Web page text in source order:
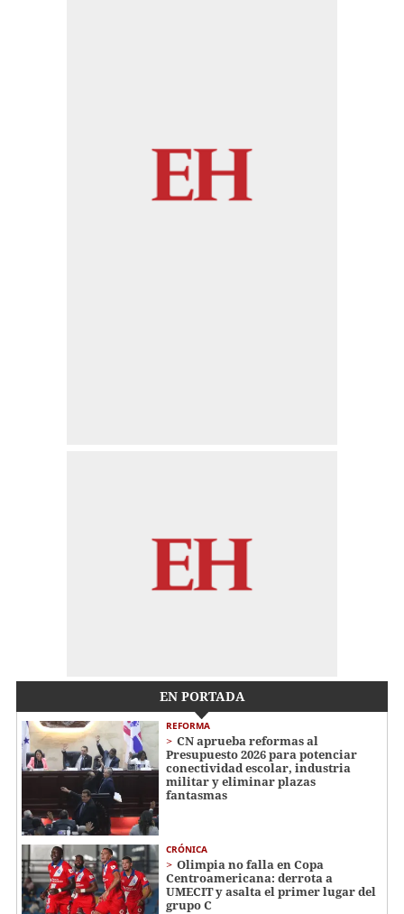
EN PORTADA
REFORMA
CN aprueba reformas al
Presupuesto 2026 para potenciar
conectividad escolar, industria
militar y eliminar plazas
fantasmas
CRÓNICA
Olimpia no falla en Copa
Centroamericana: derrota a
UMECIT y asalta el primer lugar del
grupo C